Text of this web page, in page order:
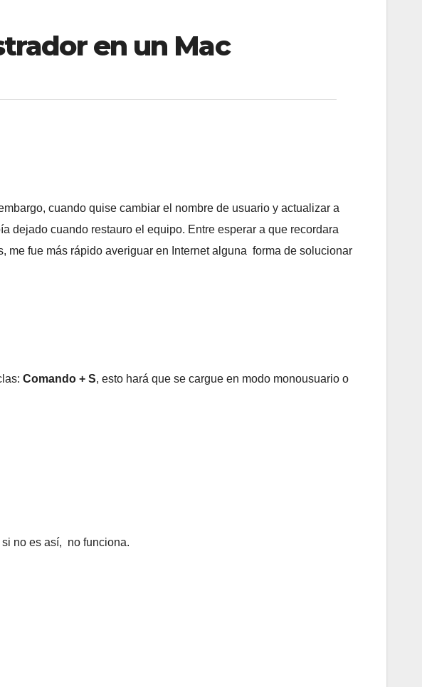
en un Mac
cuando quise cambiar el nombre de usuario y actualizar a
dejado cuando restauro el equipo. Entre esperar a que recordara
fue más rápido averiguar en Internet alguna forma de solucionar
Comando + S, esto hará que se cargue en modo monousuario o
no es así, no funciona.